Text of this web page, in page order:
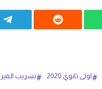
اولى ثانوي 2020 تسريب